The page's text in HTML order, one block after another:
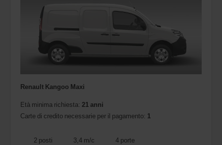
Renault Kangoo Maxi
Età minima richiesta: 21 anni
Carte di credito necessarie per il pagamento: 1
2 posti 3,4 m/c 4 porte